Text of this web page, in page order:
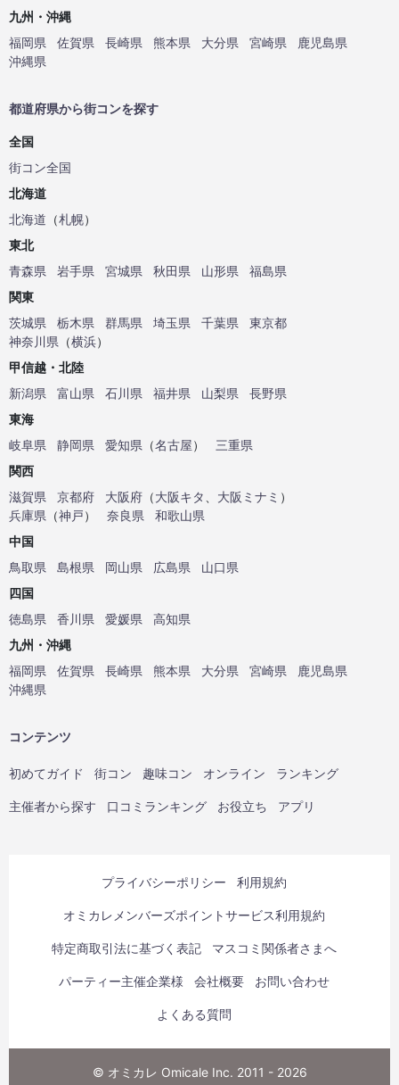
九州・沖縄
福岡県
佐賀県 長崎県 熊本県 大分県 宮崎県
鹿児島県
沖縄県
都道府県から街コンを探す
全国
街コン全国
北海道
北海道 （札幌）
東北
青森県
岩手県 宮城県 秋田県 山形県
福島県
関東
茨城県
栃木県 群馬県 埼玉県 千葉県
東京都
神奈川県 （横浜）
甲信越・北陸
新潟県
富山県 石川県 福井県 山梨県
長野県
東海
岐阜県
静岡県 愛知県 （名古屋）
三重県
関西
滋賀県
京都府 大阪府 （大阪キタ 大阪ミナミ ）
兵庫県 （神戸） 奈良県
和歌山県
中国
鳥取県
島根県 岡山県 広島県
山口県
四国
徳島県
香川県 愛媛県
高知県
九州・沖縄
福岡県
佐賀県 長崎県 熊本県 大分県 宮崎県
鹿児島県
沖縄県
コンテンツ
初めてガイド 街コン 趣味コン オンライン ランキング
主催者から探す 口コミランキング お役立ち アプリ
プライバシーポリシー 利用規約
オミカレメンバーズポイントサービス利用規約
特定商取引法に基づく表記 マスコミ関係者さまへ
パーティー主催企業様 会社概要 お問い合わせ
よくある質問
© オミカレ Omicale Inc. 2011 - 2026